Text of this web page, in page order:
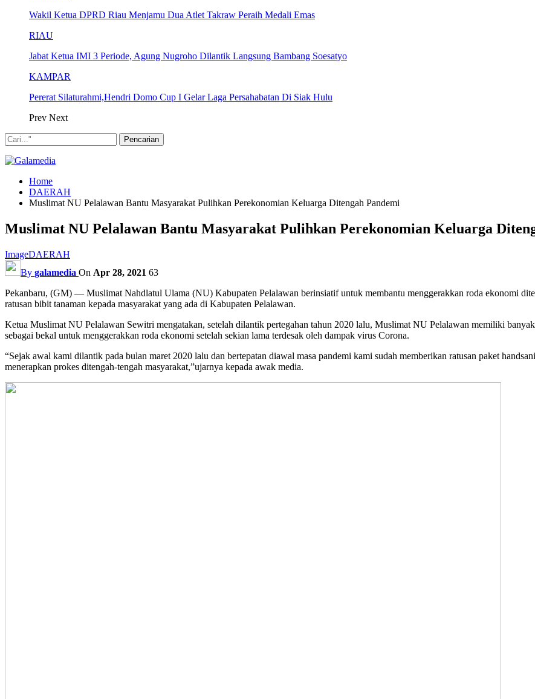
Wakil Ketua DPRD Riau Menjamu Dua Atlet Takraw Peraih Medali Emas
RIAU
Jabat Ketua IMI 3 Periode, Agung Nugroho Dilantik Langsung Bambang Soesatyo
KAMPAR
Pererat Silaturahmi,Hendri Domo Cup I Gelar Laga Persahabatan Di Siak Hulu
Prev Next
Home
DAERAH
Muslimat NU Pelalawan Bantu Masyarakat Pulihkan Perekonomian Keluarga Ditengah Pandemi
Muslimat NU Pelalawan Bantu Masyarakat Pulihkan Perekonomian Keluarga
ImageDAERAH
By galamedia On Apr 28, 2021 63
Pekanbaru, (GM) — Muslimat Nahdlatul Ulama (NU) Kabupaten Pelalawan berinsiatif untuk membantu menggerakkan roda ekonomi
ratusan bibit tanaman kepada masyarakat yang ada di Kabupaten Pelalawan.
Ketua Muslimat NU Pelalawan Sewitri mengatakan, setelah dilantik pertegahan tahun 2020 lalu, Muslimat NU Pelalawan memiliki
sebagai bekal untuk menggerakkan roda ekonomi setelah sekian lama terdesak oleh dampak virus Corona.
“Sejak awal kami dilantik pada bulan maret 2020 lalu dan bertepatan diawal masa pandemi kami sudah memberikan ratusan paket
menerapkan prokes ditengah-tengah masyarakat,”ujarnya kepada awak media.